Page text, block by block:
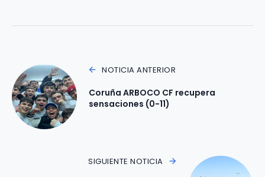
NOTICIA ANTERIOR
Coruña ARBOCO CF recupera
sensaciones (0-11)
SIGUIENTE NOTICIA